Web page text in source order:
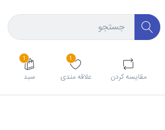
مقايسه كردن
1
علاقه مندی
1
سبد